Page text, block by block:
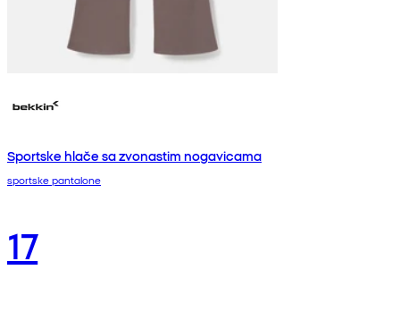
Sportske hlače sa zvonastim nogavicama
sportske pantalone
17